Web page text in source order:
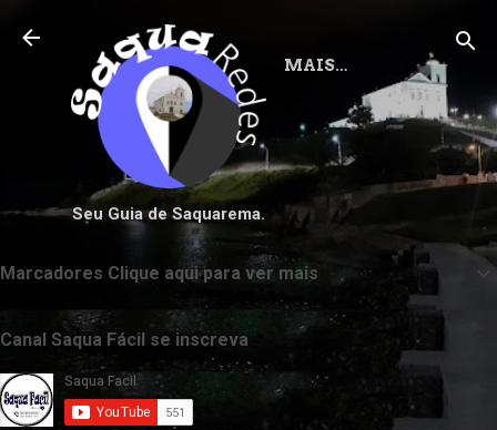
Pular para o conteúdo principal
Seu Guia de Saquarema.
MAIS…
Marcadores Clique aqui para ver mais
Canal Saqua Fácil se inscreva